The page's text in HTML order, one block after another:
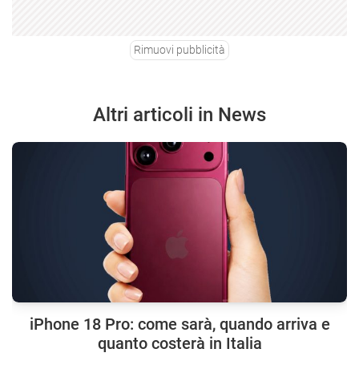
Rimuovi pubblicità
Altri articoli in News
iPhone 18 Pro: come sarà, quando arriva e
quanto costerà in Italia